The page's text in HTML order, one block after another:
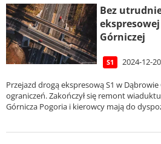
Bez
Górniczej
S1 2024-12-
Przejazd drogą ekspresową S1 w
ograniczeń. Zakończył się remont
Górnicza Pogoria i kierowcy mają do